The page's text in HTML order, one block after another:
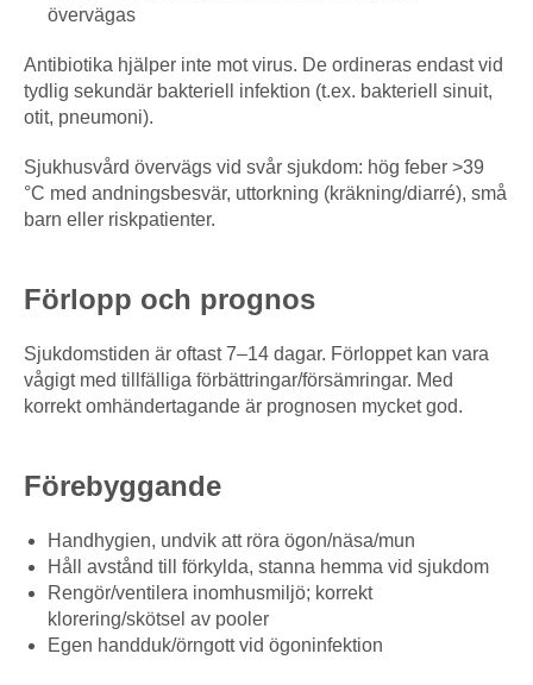
övervägas
Antibiotika hjälper inte mot virus. De ordineras endast vid
tydlig sekundär bakteriell infektion (t.ex. bakteriell sinuit,
otit, pneumoni).
Sjukhusvård övervägs vid svår sjukdom: hög feber >39
°C med andningsbesvär, uttorkning (kräkning/diarré), små
barn eller riskpatienter.
Förlopp och prognos
Sjukdomstiden är oftast 7–14 dagar. Förloppet kan vara
vågigt med tillfälliga förbättringar/försämringar. Med
korrekt omhändertagande är prognosen mycket god.
Förebyggande
Handhygien, undvik att röra ögon/näsa/mun
Håll avstånd till förkylda, stanna hemma vid sjukdom
Rengör/ventilera inomhusmiljö; korrekt
klorering/skötsel av pooler
Egen handduk/örngott vid ögoninfektion